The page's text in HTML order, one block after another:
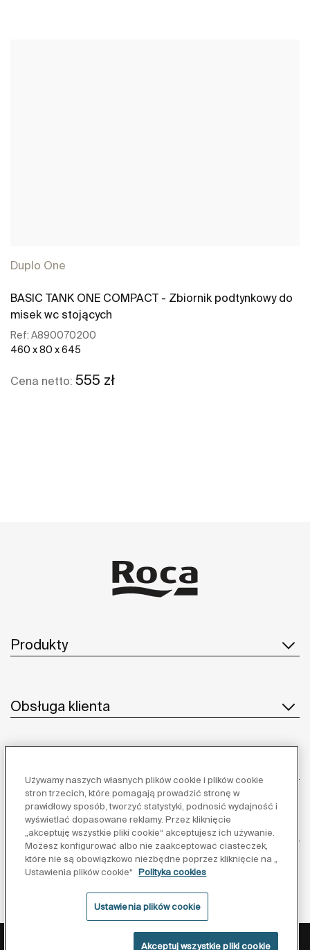
Duplo One
BASIC TANK ONE COMPACT - Zbiornik podtynkowy do
misek wc stojących
Ref: A890070200
460 x 80 x 645
Cena netto: 555 zł
Produkty
Obsługa klienta
Inspiracja
Obserwuj nas:
Polityka ochrony danych
Warunki korzystania z serwisu
Używamy naszych własnych plików cookie i plików cookie
stron trzecich, które pomagają prowadzić stronę w
prawidłowy sposób, tworzyć statystyki, podnosić wydajność i
wyświetlać dopasowane reklamy. Przez kliknięcie
„akceptuję wszystkie pliki cookie“ akceptujesz ich używanie.
Możesz konfigurować albo nie zaakceptować ciasteczek,
które nie są obowiązkowo niezbędne poprzez kliknięcie na „
Ustawienia plików cookie“
Polityka cookies
Ustawienia plików cookie
Akceptuj wszystkie pliki cookie